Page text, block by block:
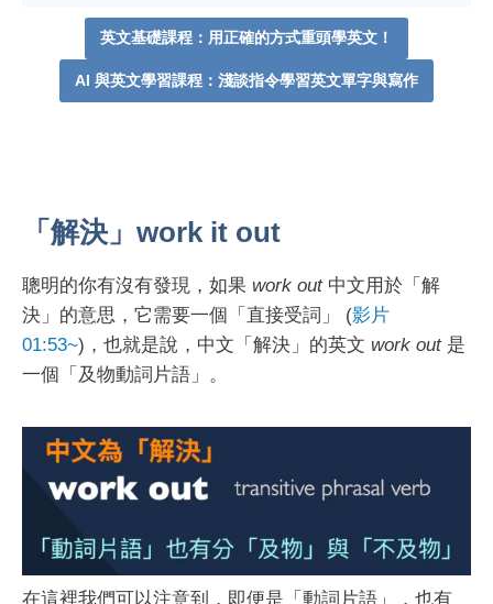
英文基礎課程：用正確的方式重頭學英文！
AI 與英文學習課程：淺談指令學習英文單字與寫作
「解決」work it out
聰明的你有沒有發現，如果 work out中文用於「解
決」的意思，它需要一個「直接受詞」 (影片
01:53~)，也就是說，中文「解決」的英文 work out是
一個「及物動詞片語」。
在這裡我們可以注意到，即便是「動詞片語」，也有